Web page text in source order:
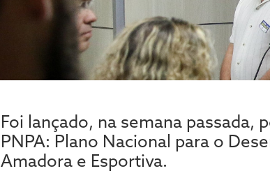
Foi lançado, na semana passada,
PNPA: Plano Nacional para o
Amadora e Esportiva.